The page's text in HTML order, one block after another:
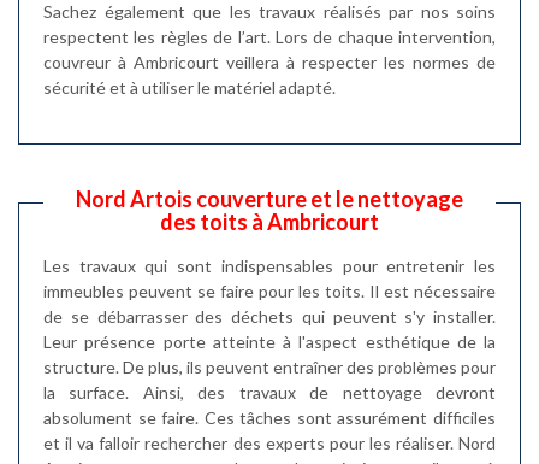
Sachez également que les travaux réalisés par nos soins
respectent les règles de l’art. Lors de chaque intervention,
couvreur à Ambricourt veillera à respecter les normes de
sécurité et à utiliser le matériel adapté.
Nord Artois couverture et le nettoyage
des toits à Ambricourt
Les travaux qui sont indispensables pour entretenir les
immeubles peuvent se faire pour les toits. Il est nécessaire
de se débarrasser des déchets qui peuvent s'y installer.
Leur présence porte atteinte à l'aspect esthétique de la
structure. De plus, ils peuvent entraîner des problèmes pour
la surface. Ainsi, des travaux de nettoyage devront
absolument se faire. Ces tâches sont assurément difficiles
et il va falloir rechercher des experts pour les réaliser. Nord